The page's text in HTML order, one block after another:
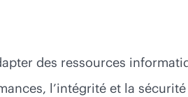
des ressources
l’intégrité et la